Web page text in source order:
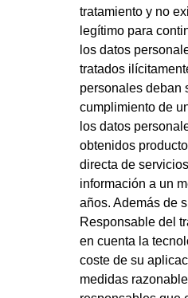
tratamiento y no
legítimo para
los datos
tratados
personales deban
cumplimiento de
los datos
obtenidos
directa de
información a un
años. Además de
Responsable del
en cuenta la
coste de su
medidas